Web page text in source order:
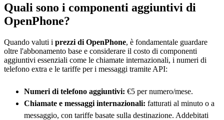
Quali sono i componenti aggiuntivi di
OpenPhone?
Quando valuti i prezzi di OpenPhone, è fondamentale guardare
oltre l'abbonamento base e considerare il costo di componenti
aggiuntivi essenziali come le chiamate internazionali, i numeri di
telefono extra e le tariffe per i messaggi tramite API:
Numeri di telefono aggiuntivi: €5 per numero/mese.
Chiamate e messaggi internazionali: fatturati al minuto o a
messaggio, con tariffe basate sulla destinazione. Addebitati